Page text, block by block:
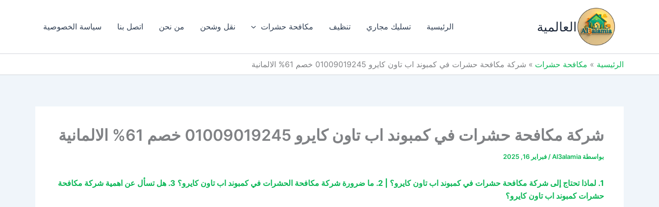
العالمية الرئيسية تسليك مجاري تنظيف مكافحة حشرات نقل وشحن من نحن اتصل بنا سياسة الخصوصية
الرئيسية مكافحة حشرات شركة مكافحة حشرات في كمبوند اب تاون كايرو 01009019245 خصم 61% الالمانية
شركة مكافحة حشرات في كمبوند اب تاون كايرو 01009019245 خصم 61% الالمانية
بواسطة Al3alamia
/ فبراير 16, 2025
1. لماذا تحتاج إلى شركة مكافحة حشرات في كمبوند اب تاون كايرو؟ | 2. ما ضرورة شركة مكافحة الحشرات في كمبوند اب تاون كايرو؟ 3. هل تسأل عن اهمية شركة مكافحة
حشرات كمبوند اب تاون كايرو؟